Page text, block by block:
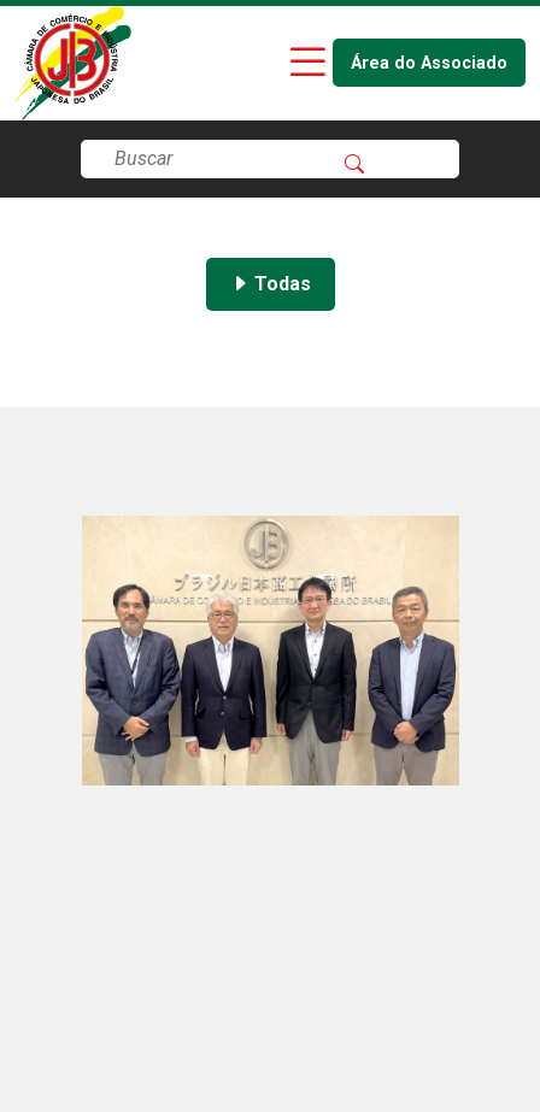
Área do Associado
Todas